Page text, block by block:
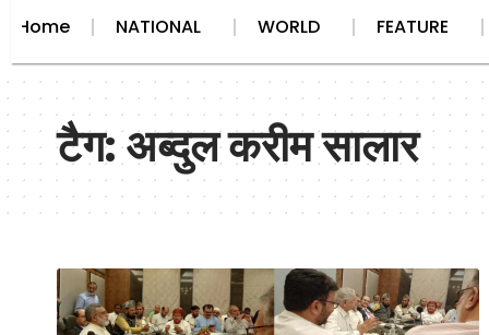
Home NATIONAL
North East States
WORLD
Africa Asia
FEATURE
Articles
टैग:अब्दुल करीम सालार